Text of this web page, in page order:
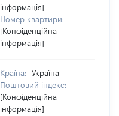
інформація]
Номер квартири:
[Конфіденційна
інформація]
Країна:
Україна
Поштовий індекс:
[Конфіденційна
інформація]